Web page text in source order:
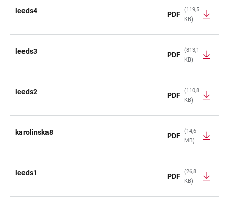
leeds4 PDF
(119,5
KB)
leeds3 PDF
(813,1
KB)
leeds2 PDF
(110,8
KB)
karolinska8 PDF
(14,6
MB)
leeds1 PDF
(26,8
KB)